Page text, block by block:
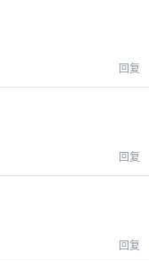
回复
回复
回复